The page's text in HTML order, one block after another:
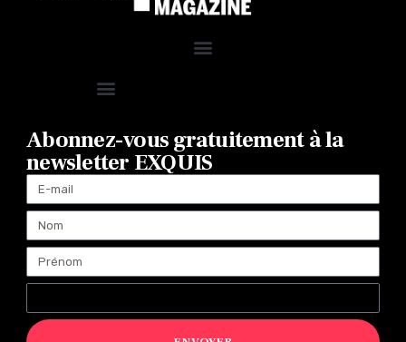
Abonnez-vous gratuitement à la
newsletter EXQUIS